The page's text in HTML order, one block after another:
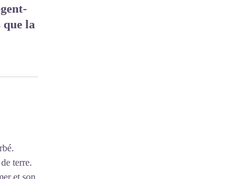
la
terre.
et son